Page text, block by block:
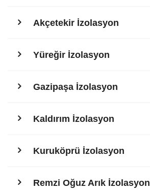
Akçetekir İzolasyon
Yüreğir İzolasyon
Gazipaşa İzolasyon
Kaldırım İzolasyon
Kuruköprü İzolasyon
Remzi Oğuz Arık İzolasyon